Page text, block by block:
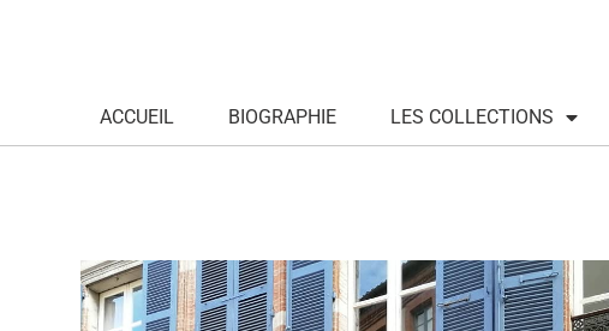
ACCUEIL BIOGRAPHIE LES COLLECTIONS